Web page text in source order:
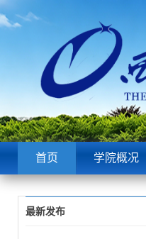
首页 学院概况
最新发布